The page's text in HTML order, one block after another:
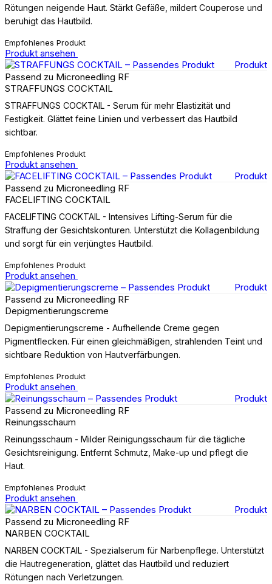
Rötungen neigende Haut. Stärkt Gefäße, mildert Couperose und
beruhigt das Hautbild.
Empfohlenes Produkt
Produkt ansehen
Produkt
Passend zu Microneedling RF
STRAFFUNGS COCKTAIL
STRAFFUNGS COCKTAIL - Serum für mehr Elastizität und
Festigkeit. Glättet feine Linien und verbessert das Hautbild
sichtbar.
Empfohlenes Produkt
Produkt ansehen
Produkt
Passend zu Microneedling RF
FACELIFTING COCKTAIL
FACELIFTING COCKTAIL - Intensives Lifting-Serum für die
Straffung der Gesichtskonturen. Unterstützt die Kollagenbildung
und sorgt für ein verjüngtes Hautbild.
Empfohlenes Produkt
Produkt ansehen
Produkt
Passend zu Microneedling RF
Depigmentierungscreme
Depigmentierungscreme - Aufhellende Creme gegen
Pigmentflecken. Für einen gleichmäßigen, strahlenden Teint und
sichtbare Reduktion von Hautverfärbungen.
Empfohlenes Produkt
Produkt ansehen
Produkt
Passend zu Microneedling RF
Reinungsschaum
Reinungsschaum - Milder Reinigungsschaum für die tägliche
Gesichtsreinigung. Entfernt Schmutz, Make-up und pflegt die
Haut.
Empfohlenes Produkt
Produkt ansehen
Produkt
Passend zu Microneedling RF
NARBEN COCKTAIL
NARBEN COCKTAIL - Spezialserum für Narbenpflege. Unterstützt
die Hautregeneration, glättet das Hautbild und reduziert
Rötungen nach Verletzungen.